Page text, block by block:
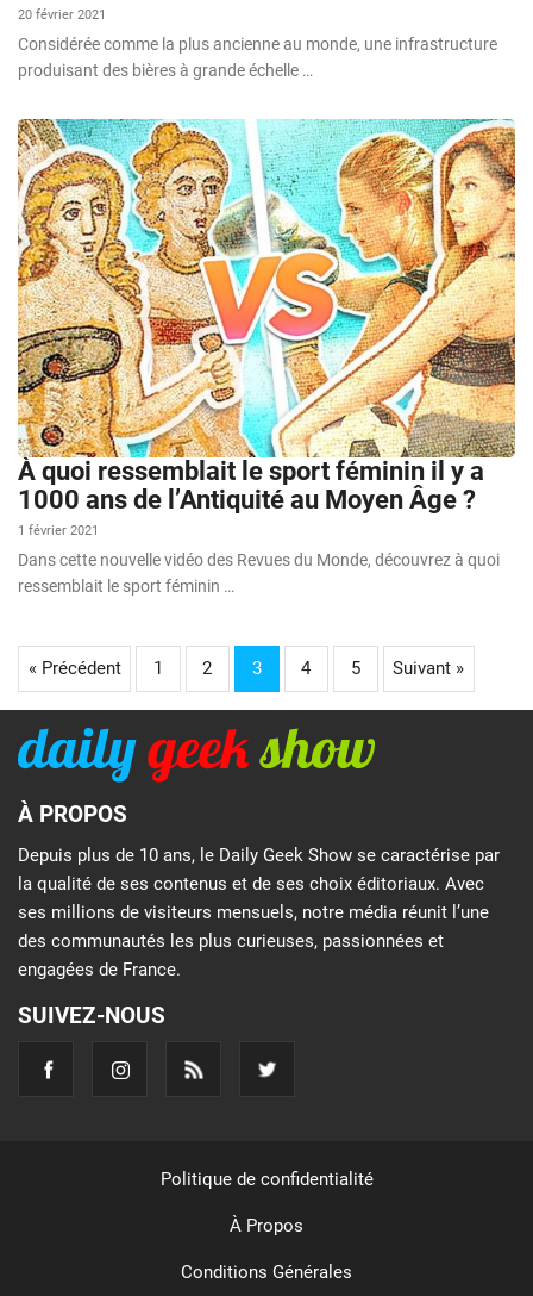
20 février 2021
Considérée comme la plus ancienne au monde, une infrastructure
produisant des bières à grande échelle …
À quoi ressemblait le sport féminin il y a
1000 ans de l’Antiquité au Moyen Âge ?
1 février 2021
Dans cette nouvelle vidéo des Revues du Monde, découvrez à quoi
ressemblait le sport féminin …
« Précédent 1 2 3 4 5 Suivant »
À PROPOS
Depuis plus de 10 ans, le Daily Geek Show se caractérise par
la qualité de ses contenus et de ses choix éditoriaux. Avec
ses millions de visiteurs mensuels, notre média réunit l’une
des communautés les plus curieuses, passionnées et
engagées de France.
SUIVEZ-NOUS
Politique de confidentialité
À Propos
Conditions Générales